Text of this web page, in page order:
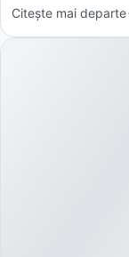
Citește mai departe